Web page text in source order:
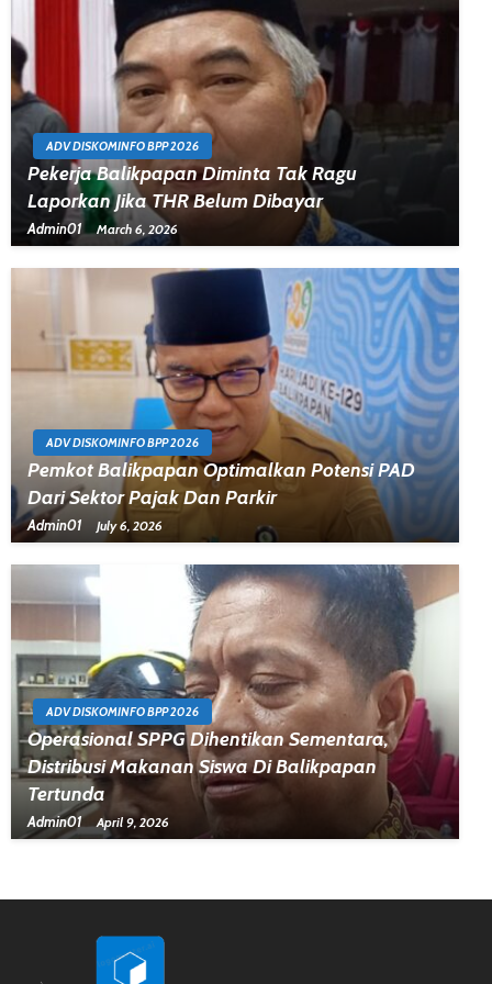
ADV DISKOMINFO BPP 2026
Pekerja Balikpapan Diminta Tak Ragu
Laporkan Jika THR Belum Dibayar
Admin01 March 6, 2026
ADV DISKOMINFO BPP 2026
Pemkot Balikpapan Optimalkan Potensi PAD
Dari Sektor Pajak Dan Parkir
Admin01 July 6, 2026
ADV DISKOMINFO BPP 2026
Operasional SPPG Dihentikan Sementara,
Distribusi Makanan Siswa Di Balikpapan
Tertunda
Admin01 April 9, 2026